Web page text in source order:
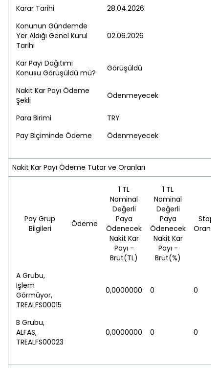
Karar Tarihi
28.04.2026
Konunun Gündemde
Yer Aldığı Genel Kurul
Tarihi
02.06.2026
Kar Payı Dağıtımı
Konusu Görüşüldü mü?
Görüşüldü
Nakit Kar Payı Ödeme
Şekli
Ödenmeyecek
Para Birimi
TRY
Pay Biçiminde Ödeme
Ödenmeyecek
Nakit Kar Payı Ödeme Tutar ve Oranları
Pay Grup
Bilgileri
Ödeme
1 TL
Nominal
Değerli
Paya
Ödenecek
Nakit Kar
Payı -
Brüt(TL)
1 TL
Nominal
Değerli
Paya
Ödenecek
Nakit Kar
Payı -
Brüt(%)
A Grubu,
İşlem
Görmüyor,
TREALFS00015
0,0000000 0 0
B Grubu,
ALFAS,
TREALFS00023
0,0000000 0 0